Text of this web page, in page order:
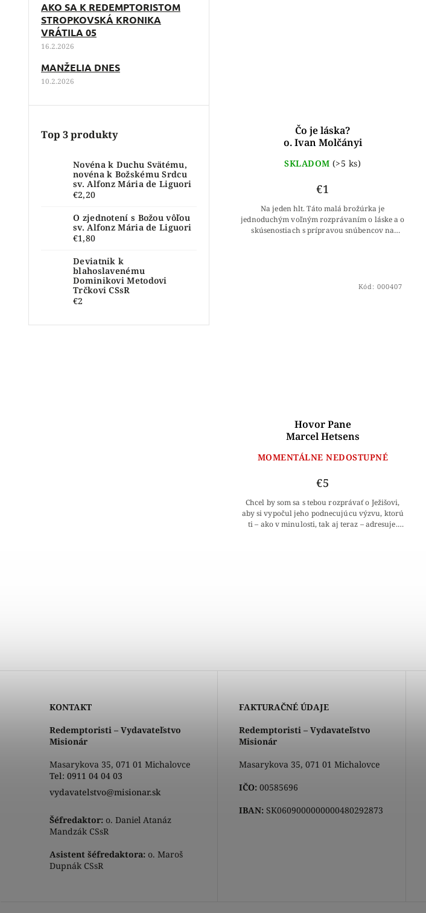
AKO SA K REDEMPTORISTOM
STROPKOVSKÁ KRONIKA
VRÁTILA 05
16.2.2026
MANŽELIA DNES
10.2.2026
Top 3 produkty
Novéna k Duchu Svätému,
novéna k Božskému Srdcu
sv. Alfonz Mária de Liguori
€2,20
O zjednotení s Božou vôľou
sv. Alfonz Mária de Liguori
€1,80
Deviatnik k
blahoslavenému
Dominikovi Metodovi
Trčkovi CSsR
€2
Čo je láska?
o. Ivan Molčányi
SKLADOM (>5 ks)
€1
Na jeden hlt. Táto malá brožúrka je
jednoduchým voľným rozprávaním o láske a o
skúsenostiach s prípravou snúbencov na
Hovor Pane
Marcel Hetsens
MOMENTÁLNE NEDOSTUPNÉ
€5
Chcel by som sa s tebou rozprávať o Ježišovi,
aby si vypočul jeho podnecujúcu výzvu, ktorú
ti – ako v minulosti, tak aj teraz – adresuje.
Kód: 000407
KONTAKT
Redemptoristi – Vydavateľstvo
Misionár
Masarykova 35, 071 01 Michalovce
Tel: 0911 04 04 03
vydavatelstvo@misionar.sk
Šéfredaktor: o. Daniel Atanáz
Mandzák CSsR
Asistent šéfredaktora: o. Maroš
Dupnák CSsR
FAKTURAČNÉ ÚDAJE
Redemptoristi – Vydavateľstvo
Misionár
Masarykova 35, 071 01 Michalovce
IČO:00585696
IBAN:SK0609000000000480292873